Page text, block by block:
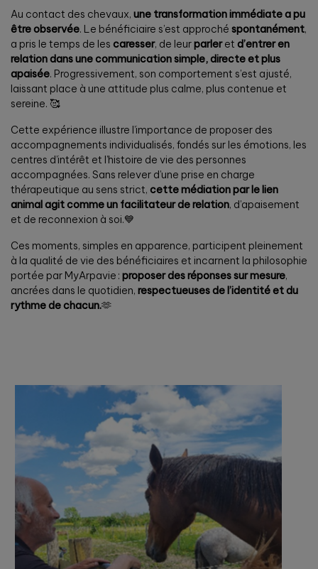
Au contact des chevaux, une transformation immédiate a pu
être observée. Le bénéficiaire s’est approché spontanément,
a pris le temps de les caresser, de leurparleret d’entrer en
relation dans une communication simple, directe et plus
apaisée. Progressivement, son comportement s’est ajusté,
laissant place à une attitude plus calme, plus contenue et
sereine. 🥰
Cette expérience illustre l’importance de proposer des
accompagnements individualisés, fondés sur les émotions, les
centres d’intérêt et l’histoire de vie des personnes
accompagnées. Sans relever d’une prise en charge
thérapeutique au sens strict, cette médiation par le lien
animal agit comme un facilitateur de relation, d’apaisement
et de reconnexion à soi.💙
Ces moments, simples en apparence, participent pleinement
à la qualité de vie des bénéficiaires et incarnent la philosophie
portée par MyArpavie : proposer des réponses sur mesure,
ancrées dans le quotidien, respectueuses de l’identité et du
rythme de chacun.🫶